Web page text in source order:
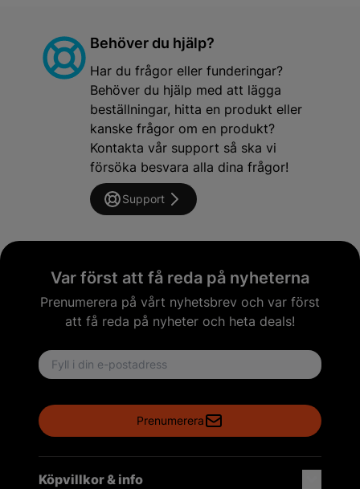
Behöver du hjälp?
Har du frågor eller funderingar?
Behöver du hjälp med att lägga
beställningar, hitta en produkt eller
kanske frågor om en produkt?
Kontakta vår support så ska vi
försöka besvara alla dina frågor!
Support
Var först att få reda på nyheterna
Prenumerera på vårt nyhetsbrev och var först
att få reda på nyheter och heta deals!
Email address
Prenumerera
Köpvillkor & info